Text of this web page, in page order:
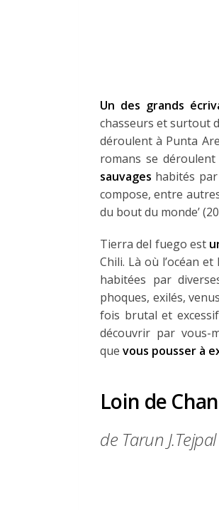
Un des grands
chasseurs et surtout
déroulent à Punta
romans se
sauvages habités
compose, entre
du bout du monde’
Tierra del fuego est
Chili. Là où l’océan
habitées par
phoques, exilés,
fois brutal et
découvrir par vous-
que vous pousser à
Loin de
de Tarun J.Tejpal